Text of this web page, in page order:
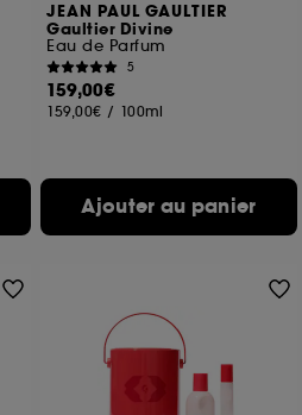
JEAN PAUL GAULTIER
Gaultier Divine
Eau de Parfum
5
159,00€
159,00€ / 100ml
Ajouter au panier